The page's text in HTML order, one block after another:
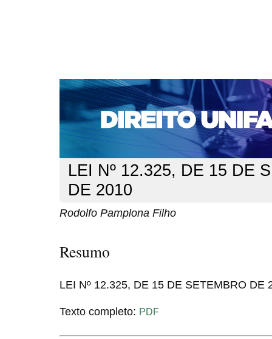
CAPA SOBRE ACESSO CADASTRO
NOTÍCIAS
EDIÇÕES DE Nº 1 A 100 WEBMAIL
Capa>n. 126 (2010) > Pamplona Filho
LEI Nº 12.325, DE 15 DE
DE 2010
Rodolfo Pamplona Filho
Resumo
LEI Nº 12.325, DE 15 DE SETEMBRO DE
Texto completo: PDF